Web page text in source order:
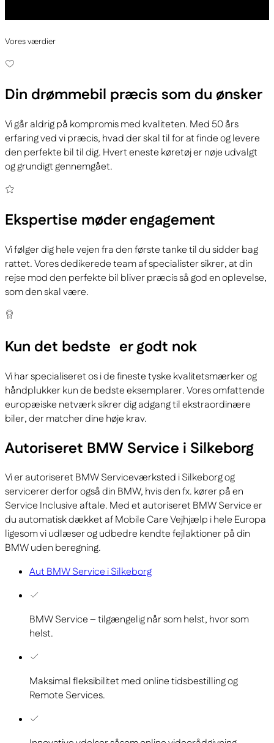
Vores værdier
Din drømmebil præcis som du ønsker
Vi går aldrig på kompromis med kvaliteten. Med 50 års
erfaring ved vi præcis, hvad der skal til for at finde og levere
den perfekte bil til dig. Hvert eneste køretøj er nøje udvalgt
og grundigt gennemgået.
Ekspertise møder engagement
Vi følger dig hele vejen fra den første tanke til du sidder bag
rattet. Vores dedikerede team af specialister sikrer, at din
rejse mod den perfekte bil bliver præcis så god en oplevelse,
som den skal være.
Kun det bedste er godt nok
Vi har specialiseret os i de fineste tyske kvalitetsmærker og
håndplukker kun de bedste eksemplarer. Vores omfattende
europæiske netværk sikrer dig adgang til ekstraordinære
biler, der matcher dine høje krav.
Autoriseret BMW Service i Silkeborg
Vi er autoriseret BMW Serviceværksted i Silkeborg og
servicerer derfor også din BMW, hvis den fx. kører på en
Service Inclusive aftale. Med et autoriseret BMW Service er
du automatisk dækket af Mobile Care Vejhjælp i hele Europa
ligesom vi udlæser og udbedre kendte fejlaktioner på din
BMW uden beregning.
Aut BMW Service i Silkeborg
BMW Service – tilgængelig når som helst, hvor som
helst.
Maksimal fleksibilitet med online tidsbestilling og
Remote Services.